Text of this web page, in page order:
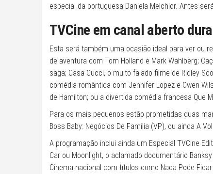
especial da portuguesa Daniela Melchior. Antes
TVCine em canal aberto
Esta será também uma ocasião ideal para ver ou
de aventura com Tom Holland e Mark Wahlberg;
saga; Casa Gucci, o muito falado filme de Ridley
comédia romântica com Jennifer Lopez e Owen
de Hamilton; ou a divertida comédia francesa Que
Para os mais pequenos estão prometidas duas
Boss Baby: Negócios De Família (VP), ou ainda A
A programação inclui ainda um Especial TVCine
Car ou Moonlight, o aclamado documentário
Cinema nacional com títulos como Nada Pode